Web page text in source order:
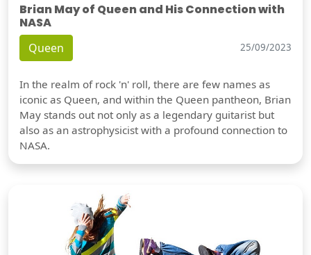
Brian May of Queen and His Connection with
NASA
Queen 25/09/2023
In the realm of rock 'n' roll, there are few names as
iconic as Queen, and within the Queen pantheon, Brian
May stands out not only as a legendary guitarist but
also as an astrophysicist with a profound connection to
NASA.